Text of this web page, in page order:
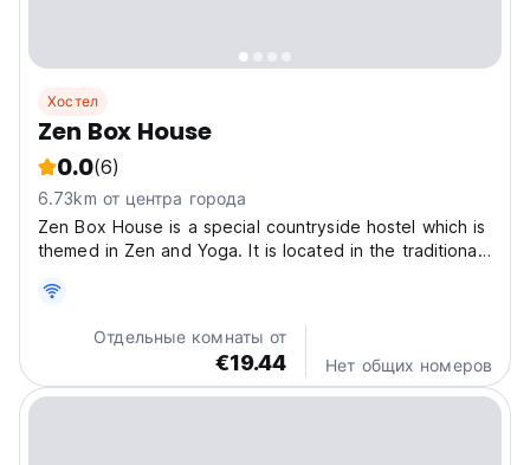
Хостел
Zen Box House
0.0(6)
6.73km от центра города
Zen Box House is a special countryside hostel which is
themed in Zen and Yoga. It is located in the traditional
River. Jiu Xian Village is one of the famous villages in
Yangshuo where there were lots...
Отдельные комнаты от
€19.44 Нет общих номеров